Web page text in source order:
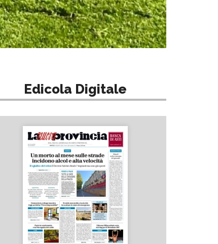
Edicola Digitale